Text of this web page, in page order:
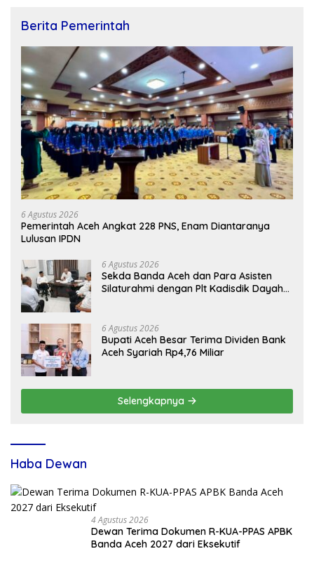
Berita Pemerintah
6 Agustus 2026
Pemerintah Aceh Angkat 228 PNS, Enam Diantaranya
Lulusan IPDN
6 Agustus 2026
Sekda Banda Aceh dan Para Asisten
Silaturahmi dengan Plt Kadisdik Dayah
6 Agustus 2026
Bupati Aceh Besar Terima Dividen Bank
Aceh Syariah Rp4,76 Miliar
Selengkapnya
Haba Dewan
4 Agustus 2026
Dewan Terima Dokumen R-KUA-PPAS APBK
Banda Aceh 2027 dari Eksekutif